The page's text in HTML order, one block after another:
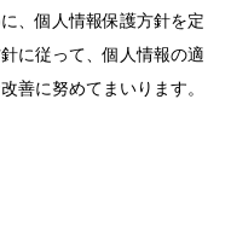
、個人情報保護方針を定
に従って、個人情報の適
善に努めてまいります。